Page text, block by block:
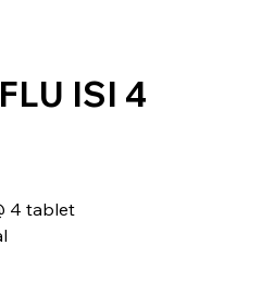
ISI 4
4 tablet